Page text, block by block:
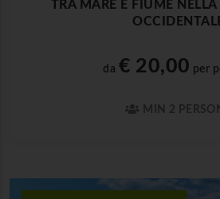
TRA MARE E FIUME
da € 20,00 per
MIN 2